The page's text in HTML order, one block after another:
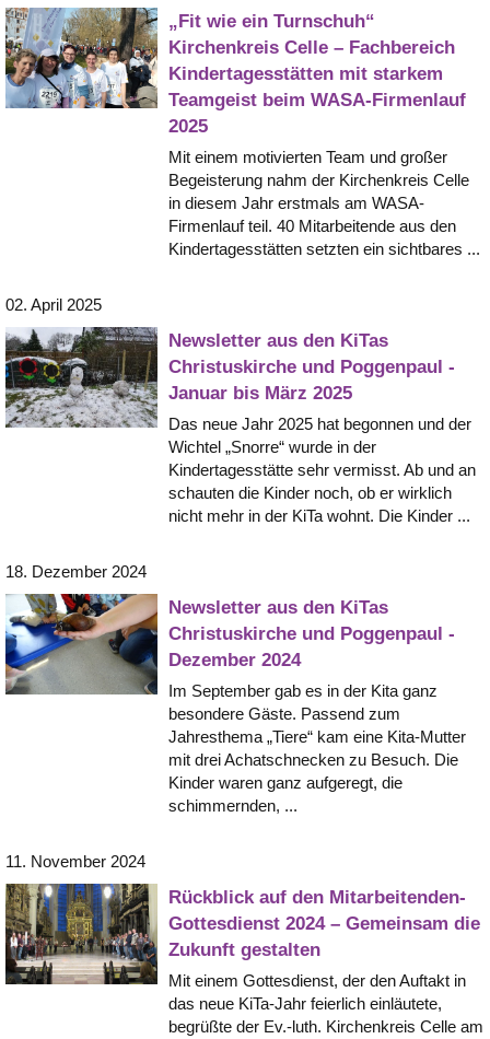
„Fit wie ein Turnschuh“
Kirchenkreis Celle – Fachbereich
Kindertagesstätten mit starkem
Teamgeist beim WASA-Firmenlauf
2025
Mit einem motivierten Team und großer
Begeisterung nahm der Kirchenkreis Celle
in diesem Jahr erstmals am WASA-
Firmenlauf teil. 40 Mitarbeitende aus den
Kindertagesstätten setzten ein sichtbares ...
02. April 2025
Newsletter aus den KiTas
Christuskirche und Poggenpaul -
Januar bis März 2025
Das neue Jahr 2025 hat begonnen und der
Wichtel „Snorre“ wurde in der
Kindertagesstätte sehr vermisst. Ab und an
schauten die Kinder noch, ob er wirklich
nicht mehr in der KiTa wohnt. Die Kinder ...
18. Dezember 2024
Newsletter aus den KiTas
Christuskirche und Poggenpaul -
Dezember 2024
Im September gab es in der Kita ganz
besondere Gäste. Passend zum
Jahresthema „Tiere“ kam eine Kita-Mutter
mit drei Achatschnecken zu Besuch. Die
Kinder waren ganz aufgeregt, die
schimmernden, ...
11. November 2024
Rückblick auf den Mitarbeitenden-
Gottesdienst 2024 – Gemeinsam die
Zukunft gestalten
Mit einem Gottesdienst, der den Auftakt in
das neue KiTa-Jahr feierlich einläutete,
begrüßte der Ev.-luth. Kirchenkreis Celle am